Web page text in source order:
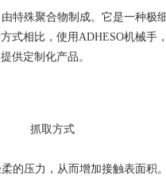
特殊聚合物制成。它是一种极
式相比，使用ADHESO机械手
供定制化产品。
抓取方式
的压力，从而增加接触表面积